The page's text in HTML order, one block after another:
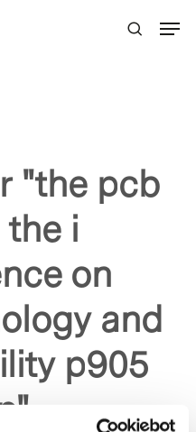
"the pcb
i
on
and
p905